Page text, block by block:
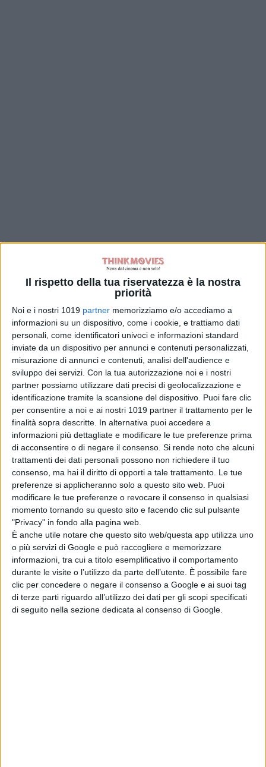
Il rispetto della tua riservatezza è la nostra
priorità
Noi e i nostri 1019 partner memorizziamo e/o accediamo a
informazioni su un dispositivo, come i cookie, e trattiamo dati
personali, come identificatori univoci e informazioni standard
inviate da un dispositivo per annunci e contenuti personalizzati,
misurazione di annunci e contenuti, analisi dell'audience e
sviluppo dei servizi. Con la tua autorizzazione noi e i nostri
partner possiamo utilizzare dati precisi di geolocalizzazione e
identificazione tramite la scansione del dispositivo. Puoi fare clic
per consentire a noi e ai nostri 1019 partner il trattamento per le
finalità sopra descritte. In alternativa puoi accedere a
informazioni più dettagliate e modificare le tue preferenze prima
di acconsentire o di negare il consenso. Si rende noto che alcuni
trattamenti dei dati personali possono non richiedere il tuo
consenso, ma hai il diritto di opporti a tale trattamento. Le tue
preferenze si applicheranno solo a questo sito web. Puoi
modificare le tue preferenze o revocare il consenso in qualsiasi
momento tornando su questo sito e facendo clic sul pulsante
"Privacy" in fondo alla pagina web.
È anche utile notare che questo sito web/questa app utilizza uno
o più servizi di Google e può raccogliere e memorizzare
informazioni, tra cui a titolo esemplificativo il comportamento
durante le visite o l’utilizzo da parte dell’utente. È possibile fare
clic per concedere o negare il consenso a Google e ai suoi tag
di terze parti riguardo all’utilizzo dei dati per gli scopi specificati
di seguito nella sezione dedicata al consenso di Google.